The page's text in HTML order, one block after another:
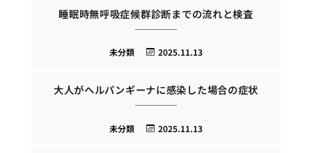
睡眠時無呼吸症候群診断までの流れと検査
2025.11.13
未分類
大人がヘルパンギーナに感染した場合の症状
2025.11.13
未分類